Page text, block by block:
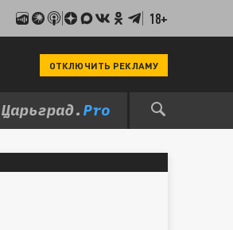
18+
ОТКЛЮЧИТЬ РЕКЛАМУ